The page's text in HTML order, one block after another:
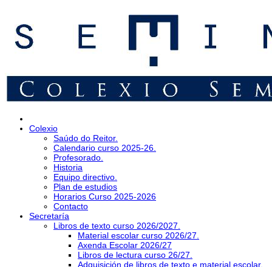
Colexio
Saúdo do Reitor.
Calendario curso 2025-26.
Profesorado.
Historia
Equipo directivo.
Plan de estudios
Horarios Curso 2025-2026
Contacto
Secretaría
Libros de texto curso 2026/2027.
Material escolar curso 2026/27.
Axenda Escolar 2026/27
Libros de lectura curso 26/27.
Adquisición de libros de texto e material escolar.